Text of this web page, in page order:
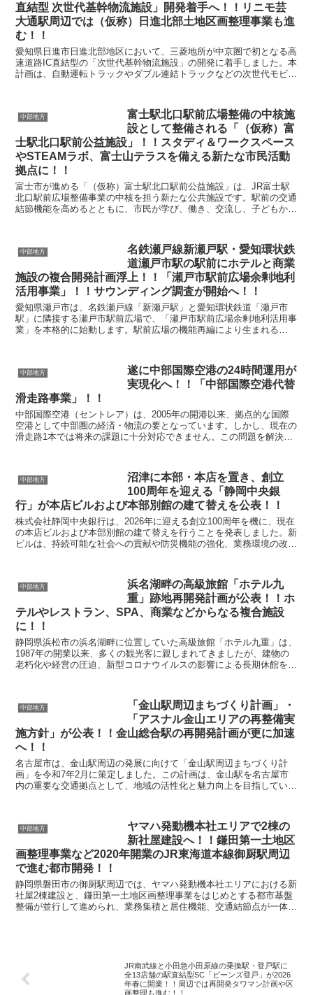
直結型 次世代基幹物流施設」開発着手へ！！リニモ芸
大通駅周辺では（仮称）日進北部土地区画整理事業も進
む！！
愛知県日進市日進北部地区において、三菱地所が中京圏で初となる高
速道路IC直結型の「次世代基幹物流施設」の開発に着手しました。本
計画は、自動運転トラックやダブル連結トラックなどの次世代モビリ
中部地方
富士駅北口駅前広場整備の中核施
設として整備される「（仮称）富
士駅北口駅前公益施設」！！スタディ＆ワークスペース
やSTEAMラボ、富士山テラスを備える新たな市民活動
拠点に！！
富士市が進める「（仮称）富士駅北口駅前公益施設」は、JR富士駅
北口駅前広場整備事業の中核を担う新たな公共施設です。駅前の交通
結節機能を高めるとともに、市民が学び、働き、交流し、子どもから
中部地方
名鉄瀬戸線新瀬戸駅・愛知環状鉄
道瀬戸市駅の駅前にホテルと商業
施設の複合開発計画浮上！！「瀬戸市駅前広場余剰地利
活用事業」！！サウンディング調査が開始へ！！
愛知県瀬戸市は、名鉄瀬戸線「新瀬戸駅」と愛知環状鉄道「瀬戸市
駅」に隣接する瀬戸市駅前広場で、「瀬戸市駅前広場余剰地利活用事
業」を本格的に始動します。駅前広場の機能再編により生まれる
中部地方
遂に中部国際空港の24時間運用が
実現化へ！！「中部国際空港代替
滑走路事業」！！
中部国際空港（セントレア）は、2005年の開港以来、拠点的な国際
空港として中部圏の経済・物流の要となっています。しかし、現在の
滑走路1本では将来の課題に十分対応できません。この問題を解決す
中部地方
沼津に本部・本店を置き、創立
100周年を迎える「静岡中央銀
行」が本店ビルおよび本部別館の建て替えを公表！！
株式会社静岡中央銀行は、2026年に迎える創立100周年を機に、現在
の本店ビルおよび本部別館の建て替えを行うことを発表しました。新
ビルは、持続可能な社会への貢献や防災機能の強化、業務環境の改善
中部地方
浜名湖畔の高級旅館「ホテル九
重」跡地再開発計画が公表！！ホ
テルやレストラン、SPA、商業などからなる複合施設
に！！
静岡県浜松市の浜名湖畔に位置していた高級旅館「ホテル九重」は、
1987年の開業以来、多くの観光客に親しまれてきましたが、建物の
老朽化や経営の圧迫、新型コロナウイルスの影響による長期休館を経
中部地方
「金山駅周辺まちづくり計画」・
「アスナル金山エリアの再整備実
施方針」が公表！！金山総合駅の再開発計画が更に加速
へ！！
名古屋市は、金山駅周辺の発展に向けて「金山駅周辺まちづくり計
画」を令和7年2月に策定しました。この計画は、金山駅を名古屋市
内の重要な交通拠点として、地域の活性化と魅力向上を目指していま
中部地方
ヤマハ発動機本社エリアで2棟の
新社屋建設へ！！鎌田第一土地区
画整理事業など2020年開業のJR東海道本線御厨駅周辺
で進む都市開発！！
静岡県磐田市の御厨駅周辺では、ヤマハ発動機本社エリアにおける新
社屋2棟建設と、鎌田第一土地区画整理事業をはじめとする都市基盤
整備が並行して進められ、業務集積と居住機能、交通結節点が一体と
JR南武線と小田急小田原線の乗換駅・登戸駅に
全13店舗の駅直結型SC「ビーンズ登戸」が2026
年春に開業！！周辺では再開発タワマン計画や区
画整理も進む！！